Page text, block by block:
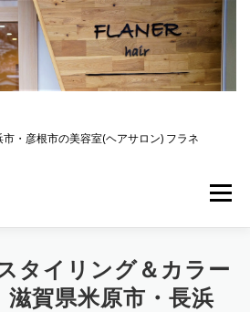
・彦根市の美容室(ヘアサロン) フラネ
メニュー
スタイリスト
タイリング＆カラー
賀県米原市・長浜